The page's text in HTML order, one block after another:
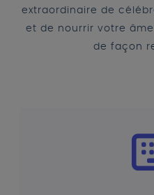
extraordinaire de
et de nourrir votre
de façon